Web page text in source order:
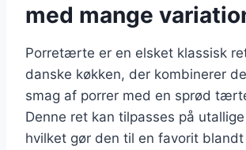
med mange
Porretærte er en elsket klassisk
danske køkken, der kombinerer
smag af porrer med en sprød
Denne ret kan tilpasses på
hvilket gør den til en favorit